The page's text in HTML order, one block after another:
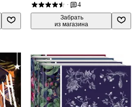
· 4
Забрать
из магазина